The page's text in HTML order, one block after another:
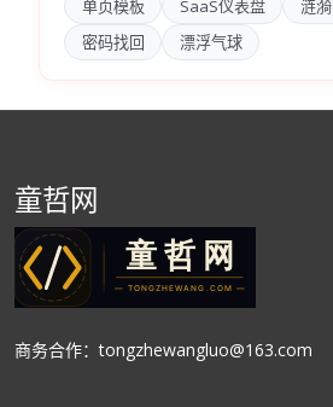
单页模板
SaaS仪表盘 涟漪
密码找回
漂浮气球
童哲网
商务合作：tongzhewangluo@163.com